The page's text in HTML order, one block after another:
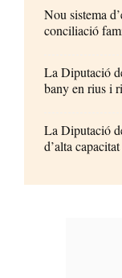
Nou sistema
conciliació
La Diputació
bany en rius i
La Diputació
d’alta